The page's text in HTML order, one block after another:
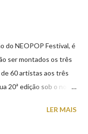
do NEOPOP Festival, é
ser montados os três
de 60 artistas aos três
20ª edição sob o nome
atrai milhares de
LER MAIS